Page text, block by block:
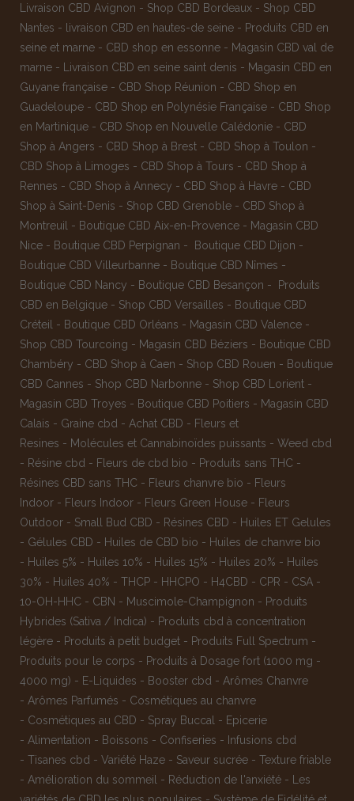
Livraison CBD Avignon - Shop CBD Bordeaux - Shop CBD
Nantes - livraison CBD en hautes-de seine - Produits CBD en
seine et marne - CBD shop en essonne - Magasin CBD val de
marne - Livraison CBD en seine saint denis - Magasin CBD en
Guyane française - CBD Shop Réunion - CBD Shop en
Guadeloupe - CBD Shop en Polynésie Française - CBD Shop
en Martinique - CBD Shop en Nouvelle Calédonie - CBD
Shop à Angers - CBD Shop à Brest - CBD Shop à Toulon -
CBD Shop à Limoges - CBD Shop à Tours - CBD Shop à
Rennes - CBD Shop à Annecy - CBD Shop à Havre - CBD
Shop à Saint-Denis - Shop CBD Grenoble - CBD Shop à
Montreuil
- Boutique CBD Aix-en-Provence - Magasin CBD
Nice - Boutique CBD Perpignan - Boutique CBD Dijon -
Boutique CBD Villeurbanne - Boutique CBD Nîmes -
Boutique CBD Nancy - Boutique CBD Besançon -
Produits
CBD en Belgique - Shop CBD Versailles - Boutique CBD
Créteil
- Boutique CBD Orléans - Magasin CBD Valence -
Shop CBD Tourcoing - Magasin CBD Béziers - Boutique CBD
Chambéry - CBD Shop à Caen - Shop CBD Rouen - Boutique
CBD Cannes - Shop CBD Narbonne - Shop CBD Lorient -
Magasin CBD Troyes - Boutique CBD Poitiers - Magasin CBD
Calais - Graine cbd - Achat CBD - Fleurs et
Resines - Molécules et Cannabinoïdes puissants - Weed cbd
- Résine cbd - Fleurs de cbd bio - Produits sans THC -
Résines CBD sans THC - Fleurs chanvre bio - Fleurs
Indoor - Fleurs Indoor - Fleurs Green House - Fleurs
Outdoor - Small Bud CBD - Résines CBD - Huiles ET Gelules
- Gélules CBD - Huiles de CBD bio - Huiles de chanvre bio
- Huiles 5% - Huiles 10% - Huiles 15% - Huiles 20% - Huiles
30% - Huiles 40% - THCP - HHCPO - H4CBD - CPR - CSA -
10-OH-HHC - CBN - Muscimole-Champignon - Produits
Hybrides (Sativa / Indica) - Produits cbd à concentration
légère - Produits à petit budget - Produits Full Spectrum -
Produits pour le corps - Produits à Dosage fort (1000 mg -
4000 mg) - E-Liquides - Booster cbd - Arômes Chanvre
- Arômes Parfumés - Cosmétiques au chanvre
- Cosmétiques au CBD - Spray Buccal - Epicerie
- Alimentation - Boissons - Confiseries - Infusions cbd
- Tisanes cbd - Variété Haze - Saveur sucrée - Texture friable
- Amélioration du sommeil - Réduction de l'anxiété -
Les